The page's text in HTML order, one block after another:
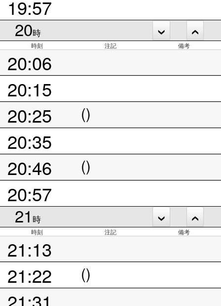
19:57
20時
時刻 注記 備考
20:06
20:15
20:25
()
20:35
20:46
()
20:57
21 時
時刻 注記 備考
21:13
21:22
()